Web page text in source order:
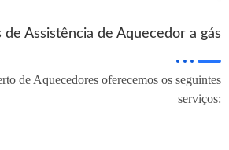
de Assistência de Aquecedor a gás
de Aquecedores oferecemos os seguintes
serviços: